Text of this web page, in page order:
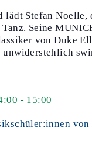
lädt Stefan Noelle,
Tanz. Seine
von Duke
unwiderstehlich
- 15:00